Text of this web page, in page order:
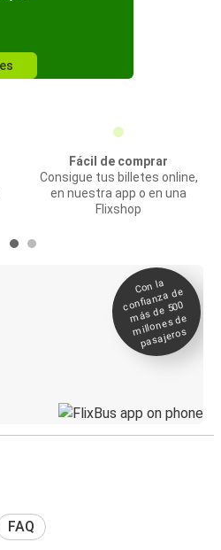
Fácil de comprar
Consigue tus billetes online,
en nuestra app o en una
Flixshop
Con la
confianza de
más de 500
millones de
pasajeros
FAQ